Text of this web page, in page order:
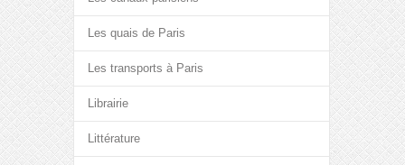
Les quais de Paris
Les transports à Paris
Librairie
Littérature